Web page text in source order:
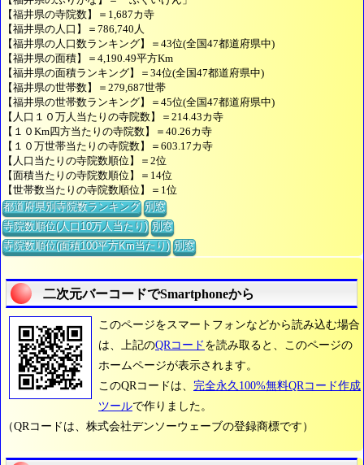
【福井県の寺院数】＝1,687カ寺
【福井県の人口】＝786,740人
【福井県の人口数ランキング】＝43位(全国47都道府県中)
【福井県の面積】＝4,190.49平方Km
【福井県の面積ランキング】＝34位(全国47都道府県中)
【福井県の世帯数】＝279,687世帯
【福井県の世帯数ランキング】＝45位(全国47都道府県中)
【人口１０万人当たりの寺院数】＝214.43カ寺
【１０Km四方当たりの寺院数】＝40.26カ寺
【１０万世帯当たりの寺院数】＝603.17カ寺
【人口当たりの寺院数順位】＝2位
【面積当たりの寺院数順位】＝14位
【世帯数当たりの寺院数順位】＝1位
都道府県別寺院数ランキング 別窓
寺院数順位(人口10万人当たり) 別窓
寺院数順位(面積100平方Km当たり) 別窓
二次元バーコードでSmartphoneから
このページをスマートフォンなどから読み込む場合
は、上記のQRコード を読み取ると、このページの
ホームページが表示されます。
このQRコードは、 完全永久100%無料QRコード作成
ツールで作りました。
（QRコードは、株式会社デンソーウェーブの登録商標です）